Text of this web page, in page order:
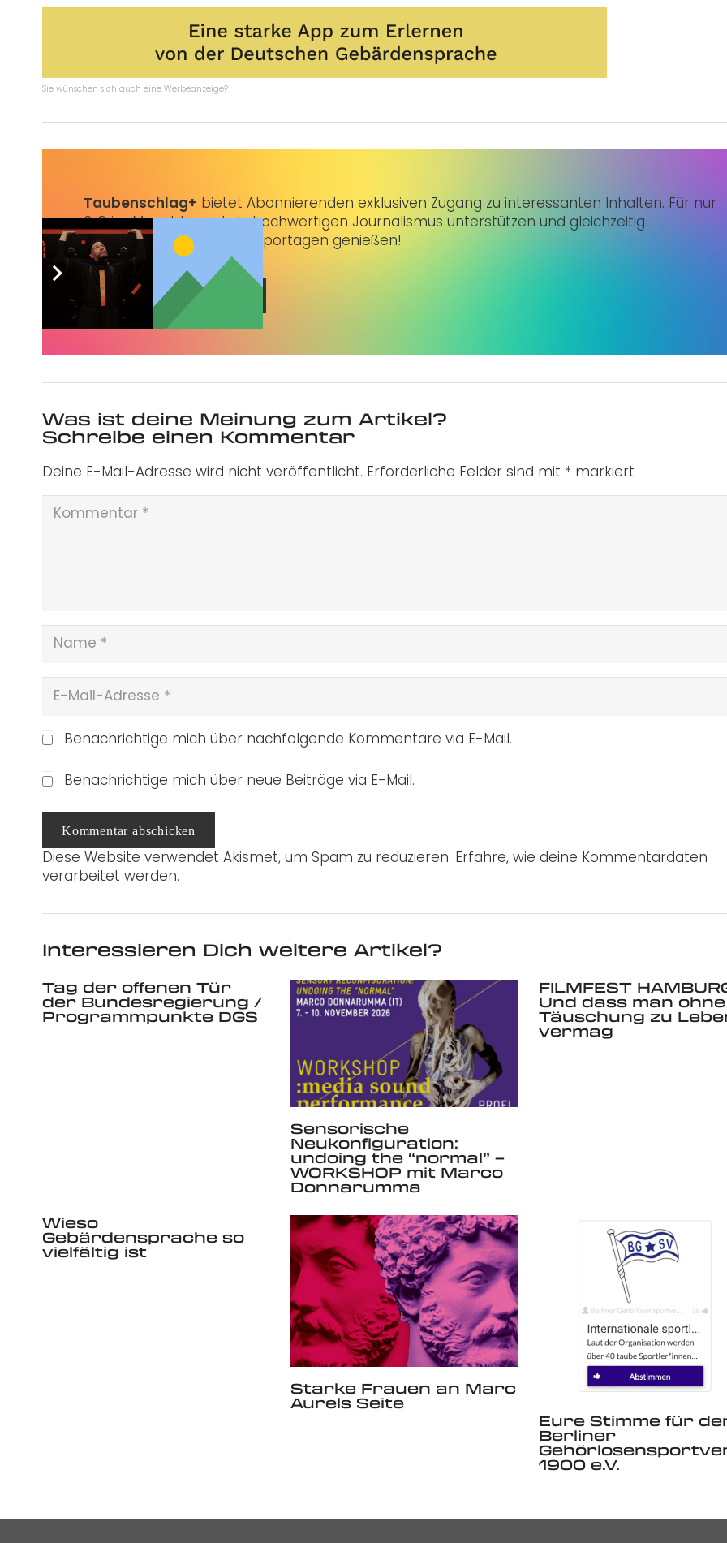
Sie wünschen sich auch eine Werbeanzeige?
Taubenschlag+ bietet Abonnierenden exklusiven Zugang zu interessanten Inhalten. Für nur
3 € im Monat kannst du hochwertigen Journalismus unterstützen und gleichzeitig
erstklassige Artikel und Reportagen genießen!
Jetzt abonnieren
Was ist deine Meinung zum Artikel?
Schreibe einen Kommentar
Deine E-Mail-Adresse wird nicht veröffentlicht. Erforderliche Felder sind mit * markiert
Benachrichtige mich über nachfolgende Kommentare via E-Mail.
Benachrichtige mich über neue Beiträge via E-Mail.
Kommentar abschicken
Diese Website verwendet Akismet, um Spam zu reduzieren. Erfahre, wie deine Kommentardaten
verarbeitet werden.
Interessieren Dich weitere Artikel?
Tag der offenen Tür
der Bundesregierung /
Programmpunkte DGS
Sensorische
Neukonfiguration:
undoing the “normal” –
WORKSHOP mit Marco
Donnarumma
FILMFEST
Und dass man ohne
Täuschung zu
vermag
Wieso
Gebärdensprache so
vielfältig ist
Starke Frauen an Marc
Aurels Seite
Eure Stimme für
Berliner
1900 e.V.